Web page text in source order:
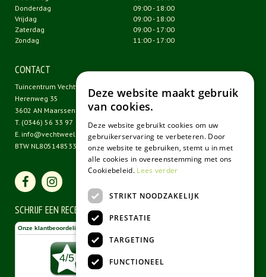
Donderdag
09:00 - 18:00
Vrijdag
09:00 - 18:00
Zaterdag
09:00 - 17:00
Zondag
11:00 - 17:00
CONTACT
Tuincentrum Vechtweelde
Herenweg 35
3602 AN Maarssen
T. (0346) 56 33 97
E. info@vechtweelde.nl
BTW NL805148533B01
SCHRIJF EEN RECENSIE
Deze website maakt gebruik
van cookies.
Deze website gebruikt cookies om uw
gebruikerservaring te verbeteren. Door
onze website te gebruiken, stemt u in met
alle cookies in overeenstemming met ons
Cookiebeleid. Lees verder
STRIKT NOODZAKELIJK
PRESTATIE
TARGETING
FUNCTIONEEL